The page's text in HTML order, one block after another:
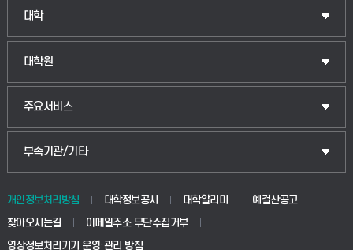
대학
인문융합공공인재학부
법경영학부
웰니스산업융합학부
생명공학부
대학원
일반대학원
산업대학원
공공정책대학원
교육대학원
주요서비스
입학안내
웹메일
학사시스템(전문학사 및 전공심화)
부속기관/기타
중앙도서관
학생생활관(안성)
개인정보처리방침 대학정보공시 대학알리미
예결산공고
찾아오시는길
이메일주소 무단수집거부
영상정보처리기기 운영·관리 방침